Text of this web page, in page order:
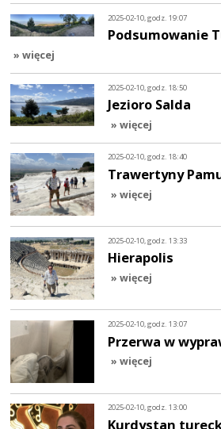
2025-02-10, godz. 19:07
Podsumowanie
» więcej
2025-02-10, godz. 18:50
Jezioro Salda
» więcej
2025-02-10, godz. 18:40
Trawertyny
» więcej
2025-02-10, godz. 13:33
Hierapolis
» więcej
2025-02-10, godz. 13:07
Przerwa w
» więcej
2025-02-10, godz. 13:00
Kurdystan